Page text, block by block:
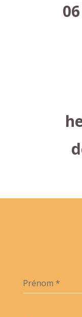
Prénom *